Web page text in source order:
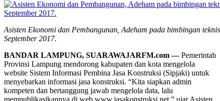
Asisten Ekonomi dan Pembangunan, Adeham pada bimbingan
September 2017.
BANDAR LAMPUNG, SUARAWAJARFM.com —Pemerintah
Provinsi Lampung mendorong kabupaten dan kota mengelola
website Sistem Informasi Pembina Jasa Konstruksi (Sipjaki) untuk
menyebarkan informasi jasa konstruksi. “Kita siapkan admin
kompeten dan bertanggung jawab mengelola data, lalu
mempublikasikannya di web www.jasakonstruksi.net,” ujar Asisten